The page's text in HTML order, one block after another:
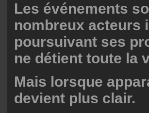
Les événements
nombreux acteurs
poursuivant ses
ne détient toute la
Mais lorsque
devient plus clair.